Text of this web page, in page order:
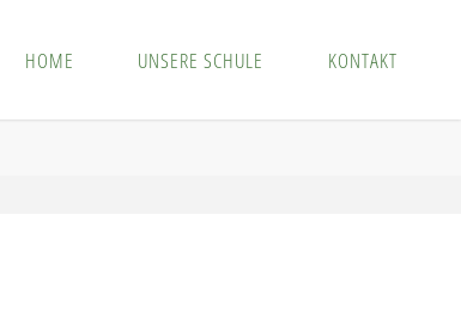
HOME UNSERE SCHULE KONTAKT